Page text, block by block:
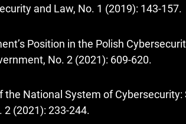
and Law, No. 1 (2019): 143-157.
Position in the Polish
No. 2 (2021): 609-620.
the National System of Cybersecurity:
2 (2021): 233-244.